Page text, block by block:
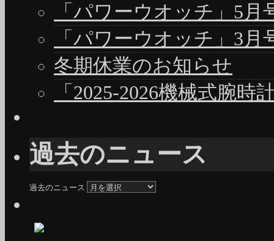
「パワーウオッチ」5月
「パワーウオッチ」3月
冬期休業のお知らせ
「2025-2026機械式腕時
過去のニュース
過去のニュース